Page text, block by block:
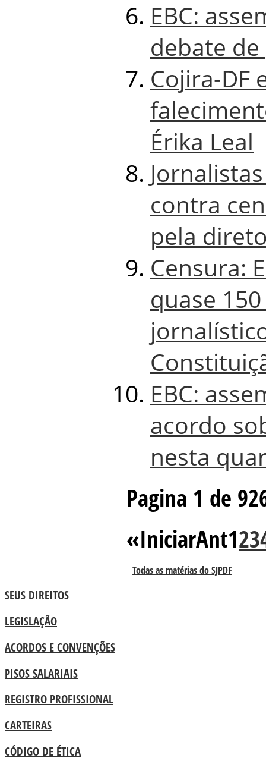
EBC:
debate de
Cojira-DF
Érika Leal
contra
pela
Censura:
quase
EBC:
acordo
nesta
Pagina 1 de
«IniciarAnt123
Todas as matérias do SJPDF
SEUS DIREITOS
LEGISLAÇÃO
ACORDOS E CONVENÇÕES
PISOS SALARIAIS
REGISTRO PROFISSIONAL
CARTEIRAS
CÓDIGO DE ÉTICA